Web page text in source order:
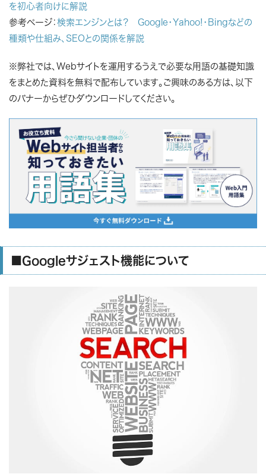
を初心者向けに解説
参考ページ： 検索エンジンとは？ Google・Yahoo!・Bingなどの
種類や仕組み、SEOとの関係を解説
※弊社では、Webサイトを運用するうえで必要な用語の基礎知識
をまとめた資料を無料で配布しています。ご興味のある方は、以下
のバナーからぜひダウンロードしてください。
■Googleサジェスト機能について